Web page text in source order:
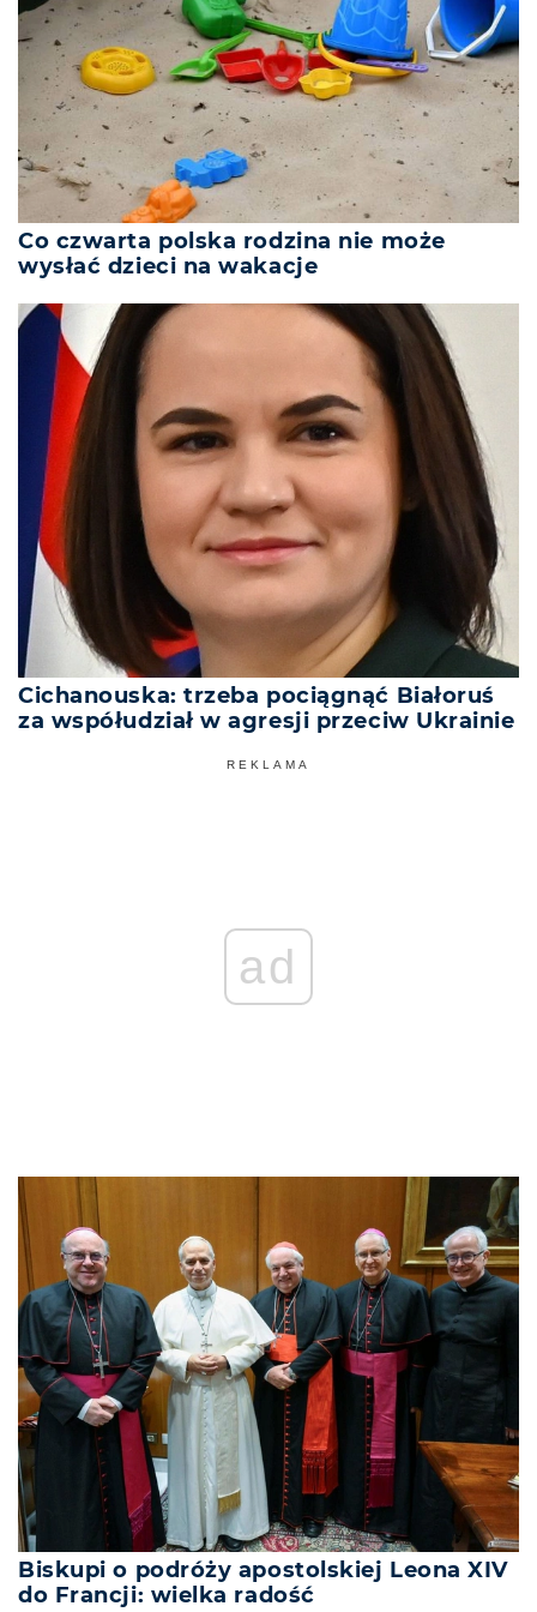
Co czwarta polska rodzina nie może
wysłać dzieci na wakacje
Cichanouska: trzeba pociągnąć Białoruś
za współudział w agresji przeciw Ukrainie
REKLAMA
ad
Biskupi o podróży apostolskiej Leona XIV
do Francji: wielka radość